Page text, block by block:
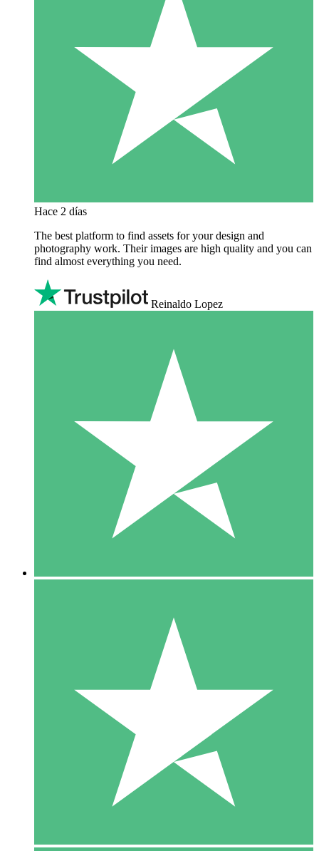
Hace 2 días
The best platform to find assets for your design and
photography work. Their images are high quality and you can
find almost everything you need.
Reinaldo Lopez